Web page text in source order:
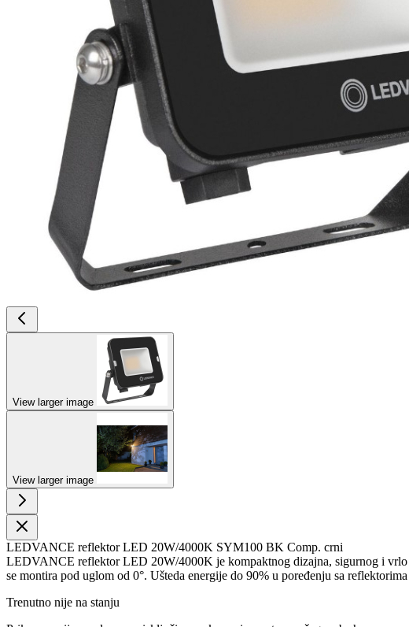
View larger image
View larger image
LEDVANCE reflektor LED 20W/4000K SYM100 BK Comp. crni
LEDVANCE reflektor LED 20W/4000K je kompaktnog dizajna, sigurnog i
se montira pod uglom od 0°. Ušteda energije do 90% u poređenju sa
Trenutno nije na stanju